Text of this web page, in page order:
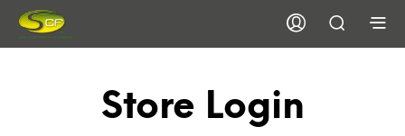
Store Login